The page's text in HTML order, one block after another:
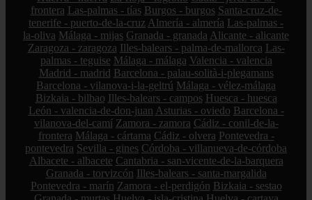
frontera Las-palmas - tías Burgos - burgos Santa-cruz-de-
tenerife - puerto-de-la-cruz Almería - almería Las-palmas -
la-oliva Málaga - mijas Granada - granada Alicante - alicante
Zaragoza - zaragoza Illes-balears - palma-de-mallorca Las-
palmas - teguise Málaga - málaga Valencia - valencia
Madrid - madrid Barcelona - palau-solità-i-plegamans
Barcelona - vilanova-i-la-geltrú Málaga - vélez-málaga
Bizkaia - bilbao Illes-balears - campos Huesca - huesca
León - valencia-de-don-juan Asturias - oviedo Barcelona -
vilanova-del-camí Zamora - zamora Cádiz - conil-de-la-
frontera Málaga - cártama Cádiz - olvera Pontevedra -
pontevedra Sevilla - gines Córdoba - villanueva-de-córdoba
Albacete - albacete Cantabria - san-vicente-de-la-barquera
Granada - torvizcón Illes-balears - santa-margalida
Pontevedra - marín Zamora - el-perdigón Bizkaia - sestao